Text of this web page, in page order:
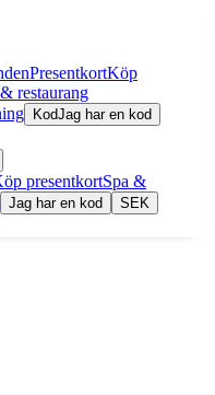
PresentkortKöp
restaurang
KodJag har en kod
presentkortSpa &
Jag har en kod
SEK